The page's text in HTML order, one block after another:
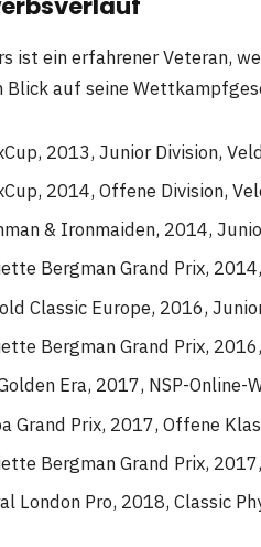
ist ein erfahrener Veteran,
Blick auf seine
2013, Junior Division,
2014, Offene Division,
& Ironmaiden, 2014,
Bergman Grand Prix,
Classic Europe, 2016,
Bergman Grand Prix,
Era, 2017, NSP-Online-
Grand Prix, 2017, Offene
Bergman Grand Prix,
London Pro, 2018, Classic